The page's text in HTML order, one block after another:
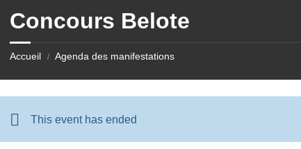
Concours Belote
Accueil / Agenda des manifestations
This event has ended